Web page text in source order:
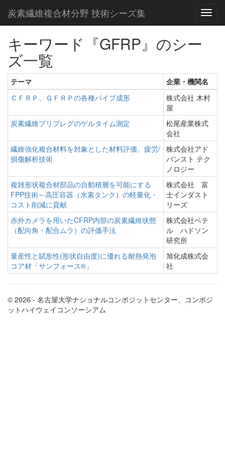
炭素繊維複合材分野 技術シーズ集
キーワード『GFRP』のシー
ズ一覧
テーマ
企業・機関名
ＣＦＲＰ、ＧＦＲＰの各種パイプ成形
株式会社 木村
屋
炭素繊維プリプレグのゲルタイム測定
松尾産業株式
会社
繊維強化複合材料を対象とした材料評価、疲労/
損傷解析技術
株式会社アド
バンスト テク
ノロジー
複雑形状複合材部品の自動積層を可能にする
FPP技術～高圧容器（水素タンク）の軽量化・
コスト削減に貢献
株式会社 富
士インダスト
リーズ
赤外カメラを用いたCFRP内部の炭素繊維状態
（配向角・配合ムラ）の評価手法
株式会社ベテ
ル ハドソン
研究所
量産性と賦形性(形状自由度)に優れる耐熱発泡
コア材「サンフォース®」
旭化成株式会
社
© 2026 - 名古屋大学ナショナルコンポジットセンター、コンポジ
ットハイウェイコンソーシアム